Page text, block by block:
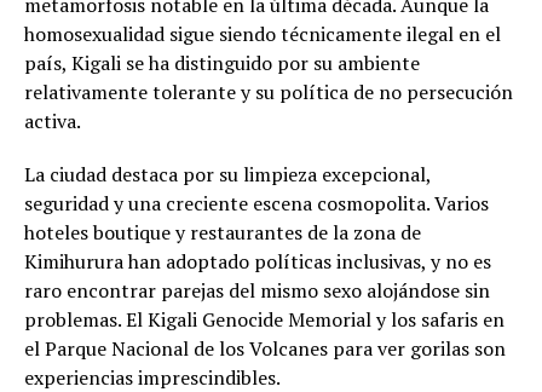
homosexualidad sigue siendo técnicamente ilegal en el
país, Kigali se ha distinguido por su ambiente
relativamente tolerante y su política de no persecución
activa.
La ciudad destaca por su limpieza excepcional,
seguridad y una creciente escena cosmopolita. Varios
hoteles boutique y restaurantes de la zona de
Kimihurura han adoptado políticas inclusivas, y no es
raro encontrar parejas del mismo sexo alojándose sin
problemas. El Kigali Genocide Memorial y los safaris en
el Parque Nacional de los Volcanes para ver gorilas son
experiencias imprescindibles.